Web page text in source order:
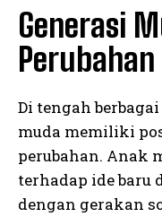
Generasi
Di tengah
muda memiliki
perubahan. Anak
terhadap ide baru
dengan gerakan